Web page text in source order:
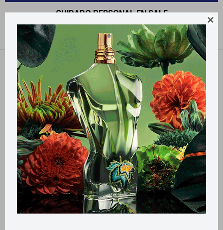

CUIDADO PERSONAL EN SALE
Recomendados
Filtrando por:
LlegaHOY
LlegaHOY